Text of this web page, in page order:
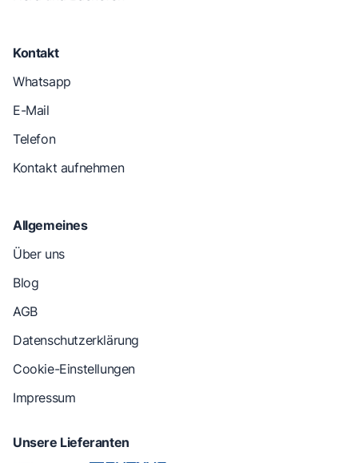
Kontakt
Whatsapp
E-Mail
Telefon
Kontakt aufnehmen
Allgemeines
Über uns
Blog
AGB
Datenschutzerklärung
Cookie-Einstellungen
Impressum
Unsere Lieferanten